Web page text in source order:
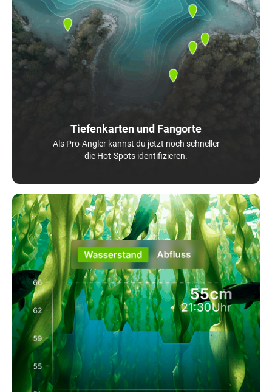
Tiefenkarten und Fangorte
Als Pro-Angler kannst du jetzt noch schneller
die Hot-Spots identifizieren.